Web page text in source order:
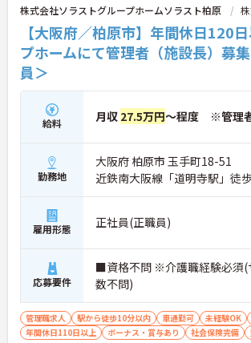
株式会社ソラストグループホームソラスト柏原
【大阪府／柏原市】年間休日120
プホームにて管理者（施設長）募
員＞
給料 月収 27.5万円～程度 ※管理
勤務地
大阪府 柏原市 玉手町18-51
近鉄南大阪線「道明寺駅」徒
雇用形態 正社員(正職員)
応募要件
■資格不問 ※介護職経験必須(
数不問)
管理職求人 駅から徒歩10分以内 車通勤可 未経験OK
年間休日110日以上
ボーナス・賞与あり 社会保険完備